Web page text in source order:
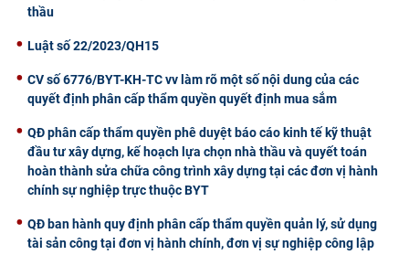
thầu
Luật số 22/2023/QH15
CV số 6776/BYT-KH-TC vv làm rõ một số nội dung của các
quyết định phân cấp thẩm quyền quyết định mua sắm
QĐ phân cấp thẩm quyền phê duyệt báo cáo kinh tế kỹ thuật
đầu tư xây dựng, kế hoạch lựa chọn nhà thầu và quyết toán
hoàn thành sửa chữa công trình xây dựng tại các đơn vị hành
chính sự nghiệp trực thuộc BYT
QĐ ban hành quy định phân cấp thẩm quyền quản lý, sử dụng
tài sản công tại đơn vị hành chính, đơn vị sự nghiệp công lập